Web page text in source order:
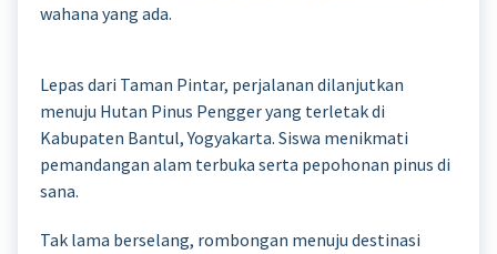
wahana yang ada.
Lepas dari Taman Pintar, perjalanan dilanjutkan
menuju Hutan Pinus Pengger yang terletak di
Kabupaten Bantul, Yogyakarta. Siswa menikmati
pemandangan alam terbuka serta pepohonan pinus di
sana.
Tak lama berselang, rombongan menuju destinasi